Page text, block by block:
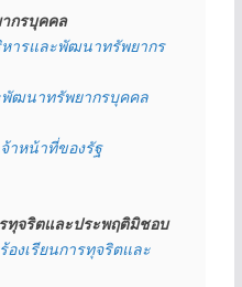
กรบุคคล
ารและพัฒนาทรัพยากร
พัฒนาทรัพยากรบุคคล
าหน้าที่ของรัฐ
รทุจริตและประพฤติมิชอบ
องเรียนการทุจริตและ